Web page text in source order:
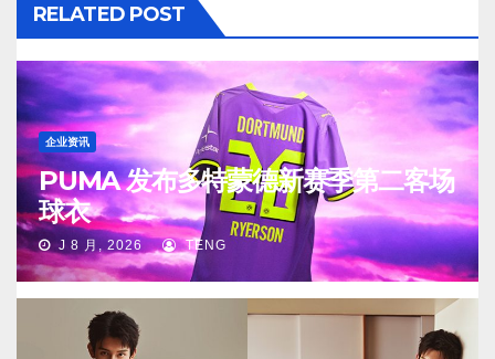
RELATED POST
企业资讯
PUMA 发布多特蒙德新赛季第二客场
球衣
J 8 月, 2026 TENG